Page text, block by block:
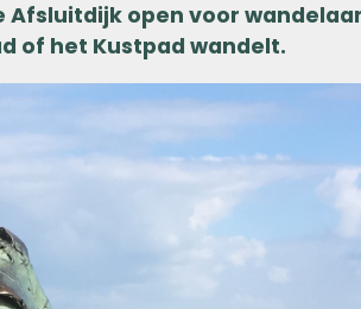
Afsluitdijk open voor
of het Kustpad wandelt.